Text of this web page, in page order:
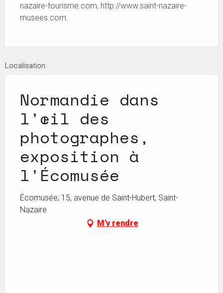
nazaire-tourisme.com, http://www.saint-nazaire-
musees.com.
Localisation
Normandie dans
l'œil des
photographes,
exposition à
l'Écomusée
Écomusée, 15, avenue de Saint-Hubert, Saint-
Nazaire
M'y rendre